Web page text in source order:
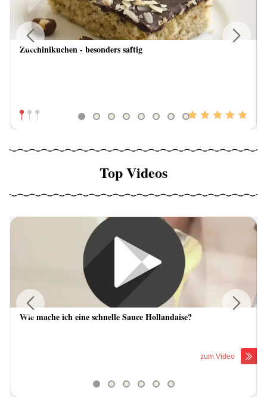
Zucchinikuchen - besonders saftig
Previous
Top Videos
Wie mache ich eine schnelle Sauce Hollandaise?
zum Video
Previous